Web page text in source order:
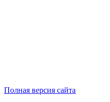
Полная версия сайта